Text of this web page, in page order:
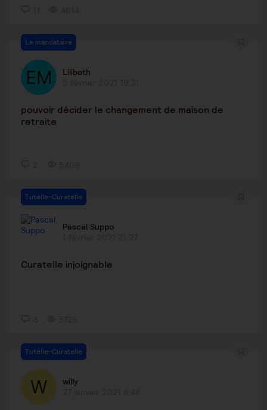
Le mandataire
Lilibeth
pouvoir décider le changement de maison de
retraite
Tutelle-Curatelle
Pascal Suppo
Curatelle injoignable
Tutelle-Curatelle
willy